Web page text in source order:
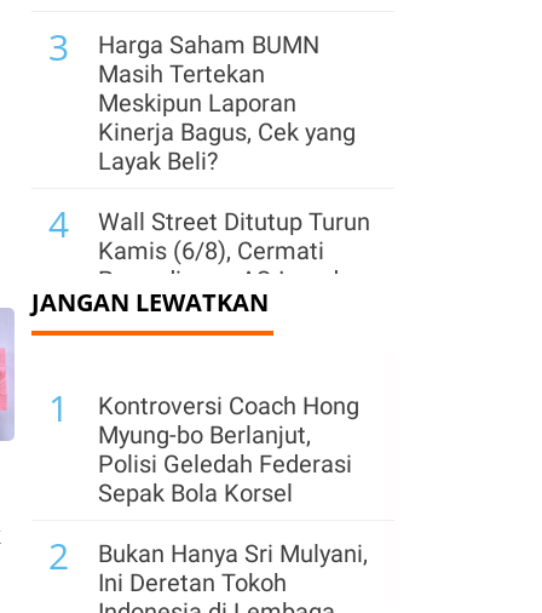
3
Harga Saham BUMN
Masih Tertekan
Meskipun Laporan
Kinerja Bagus, Cek yang
Layak Beli?
4
Wall Street Ditutup Turun
Kamis (6/8), Cermati
Perundingan AS-Iran dan
Laporan Emiten
Terendah & Tertinggi
LQ45 (6 Agustus 2026),
HRTA dan CUAN Disorot
Dimulai, Cakra Buana
(CBRE) Catatkan Rugi
Bersih
JANGAN LEWATKAN
1
Kontroversi Coach Hong
Myung-bo Berlanjut,
Polisi Geledah Federasi
Sepak Bola Korsel
2
Bukan Hanya Sri Mulyani,
Ini Deretan Tokoh